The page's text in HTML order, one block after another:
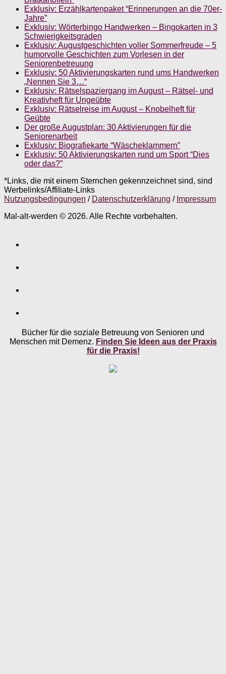
Exklusiv: Erzählkartenpaket “Erinnerungen an die 70er-
Jahre”
Exklusiv: Wörterbingo Handwerken – Bingokarten in 3
Schwierigkeitsgraden
Exklusiv: Augustgeschichten voller Sommerfreude – 5
humorvolle Geschichten zum Vorlesen in der
Seniorenbetreuung
Exklusiv: 50 Aktivierungskarten rund ums Handwerken
„Nennen Sie 3…“
Exklusiv: Rätselspaziergang im August – Rätsel- und
Kreativheft für Ungeübte
Exklusiv: Rätselreise im August – Knobelheft für
Geübte
Der große Augustplan: 30 Aktivierungen für die
Seniorenarbeit
Exklusiv: Biografiekarte “Wäscheklammern”
Exklusiv: 50 Aktivierungskarten rund um Sport “Dies
oder das?”
*Links, die mit einem Sternchen gekennzeichnet sind, sind
Werbelinks/Affiliate-Links
Nutzungsbedingungen / Datenschutzerklärung / Impressum
Mal-alt-werden © 2026. Alle Rechte vorbehalten.
Bücher für die soziale Betreuung von Senioren und
Menschen mit Demenz. Finden Sie Ideen aus der Praxis
für die Praxis!